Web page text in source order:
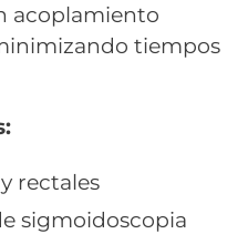
acoplamiento
tiempos
rectales
sigmoidoscopia